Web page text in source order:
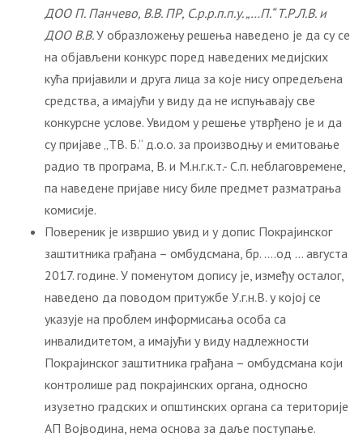
ДОО П. Панчево, В.В. ПР, С.р.р.п.п.у. „…П.“ Т.Р.Л.В. и
ДОО В.В.У образложењу решења наведено је да су се
на објављени конкурс поред наведених медијских
кућа пријавили и друга лица за које нису опредељена
средства, а имајући у виду да не испуњавају све
конкурсне услове. Увидом у решење утврђено је и да
су пријаве „ТВ. Б.“ д.о.о. за производњу и емитовање
радио тв програма, В. и М.н.г.к.т.- С.п. неблаговремене,
па наведене пријаве нису биле предмет разматрања
комисије.
Повереник је извршио увид и у допис Покрајинског
заштитника грађана – омбудсмана, бр. ….од … августа
2017. године. У поменутом допису је, између осталог,
наведено да поводом притужбе У.г.н.В. у којој се
указује на проблем информисања особа са
инвалидитетом, а имајући у виду надлежности
Покрајинског заштитника грађана – омбудсмана који
контролише рад покрајинских органа, односно
изузетно градских и општинских органа са територије
АП Војводина, нема основа за даље поступање.